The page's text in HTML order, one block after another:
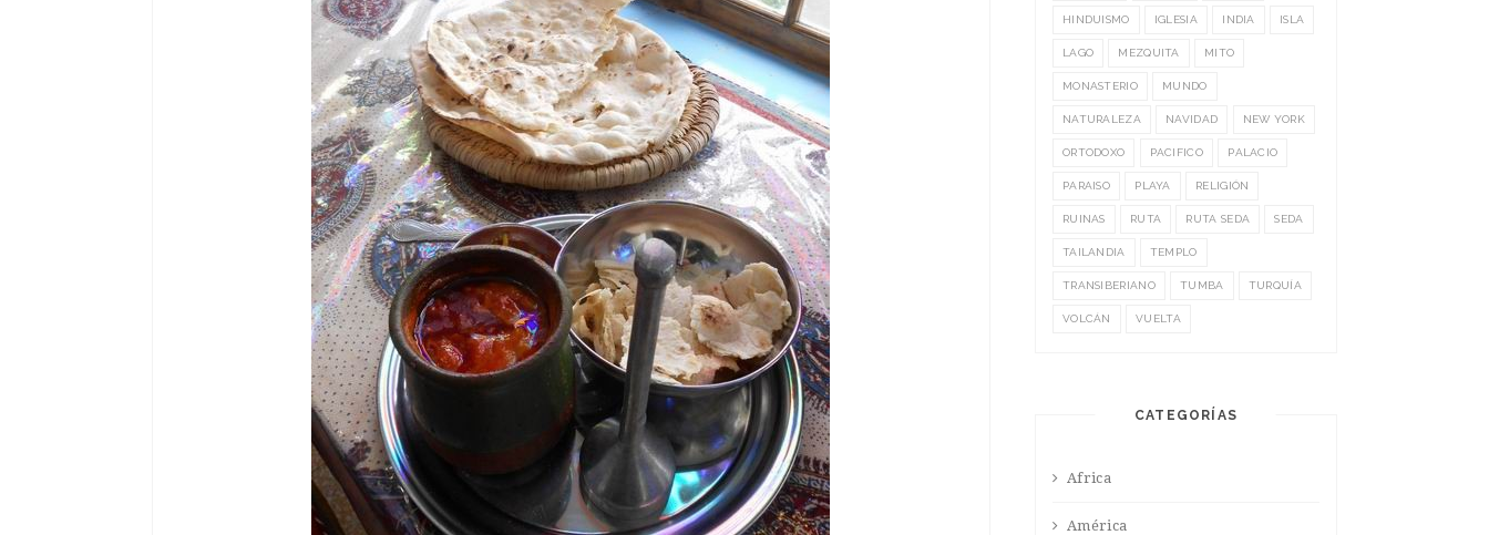
HINDUISMO IGLESIA INDIA ISLA
LAGO MEZQUITA MITO
MONASTERIO MUNDO
NATURALEZA NAVIDAD NEW YORK
ORTODOXO PACIFICO PALACIO
PARAISO PLAYA RELIGIÓN
RUINAS RUTA RUTA SEDA SEDA
TAILANDIA TEMPLO
TRANSIBERIANO TUMBA TURQUÍA
VOLCÁN VUELTA
CATEGORÍAS
Africa
América